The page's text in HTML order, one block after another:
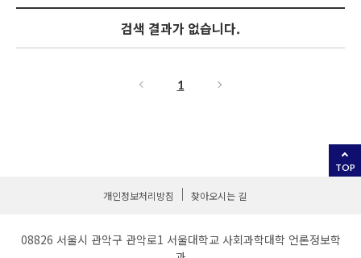
검색 결과가 없습니다.
1
TOP
개인정보처리방침 찾아오시는 길
08826 서울시 관악구 관악로1 서울대학교 사회과학대학 언론정보학